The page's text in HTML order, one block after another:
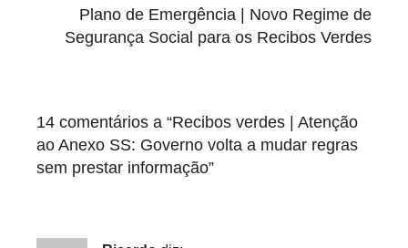
s
V
e
Plano de Emergência | Novo Regime de
Segurança Social para os Recibos Verdes
14 comentários a “Recibos verdes | Atenção
ao Anexo SS: Governo volta a mudar regras
sem prestar informação”